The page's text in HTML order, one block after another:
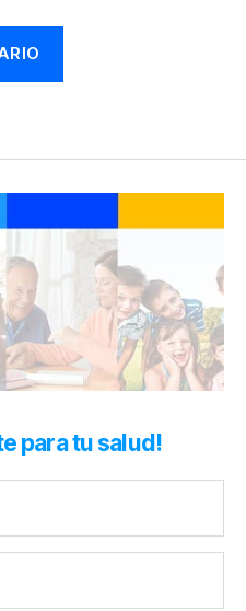
para tu salud!